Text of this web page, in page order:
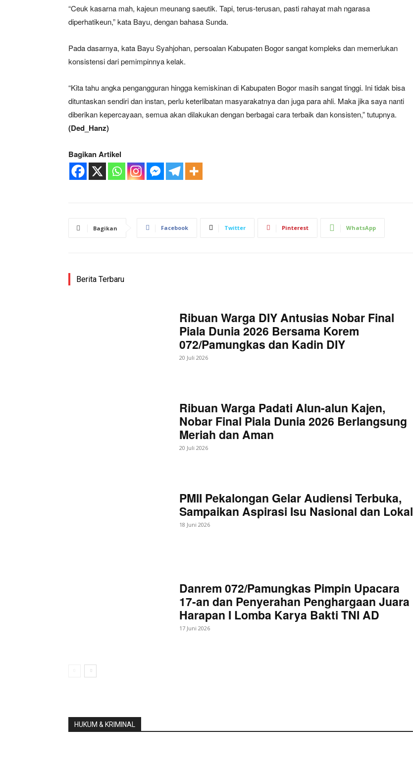
“Ceuk kasarna mah, kajeun meunang saeutik. Tapi, terus-terusan, pasti rahayat mah ngarasa
diperhatikeun,” kata Bayu, dengan bahasa Sunda.
Pada dasarnya, kata Bayu Syahjohan, persoalan Kabupaten Bogor sangat kompleks dan memerlukan
konsistensi dari pemimpinnya kelak.
“Kita tahu angka pengangguran hingga kemiskinan di Kabupaten Bogor masih sangat tinggi. Ini tidak bisa
dituntaskan sendiri dan instan, perlu keterlibatan masyarakatnya dan juga para ahli. Maka jika saya nanti
diberikan kepercayaan, semua akan dilakukan dengan berbagai cara terbaik dan konsisten,” tutupnya.
(Ded_Hanz)
Bagikan Artikel
Bagikan Facebook Twitter Pinterest WhatsApp
Berita Terbaru
Ribuan Warga DIY Antusias Nobar Final
Piala Dunia 2026 Bersama Korem
072/Pamungkas dan Kadin DIY
20 Juli 2026
Ribuan Warga Padati Alun-alun Kajen,
Nobar Final Piala Dunia 2026 Berlangsung
Meriah dan Aman
20 Juli 2026
PMII Pekalongan Gelar Audiensi Terbuka,
Sampaikan Aspirasi Isu Nasional dan Lokal
18 Juni 2026
Danrem 072/Pamungkas Pimpin Upacara
17-an dan Penyerahan Penghargaan Juara
Harapan I Lomba Karya Bakti TNI AD
17 Juni 2026
HUKUM & KRIMINAL